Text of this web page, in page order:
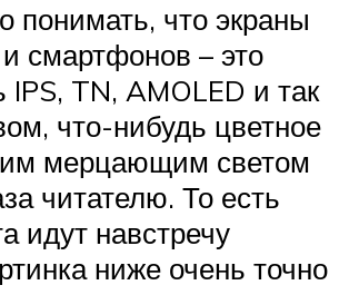
понимать, что экраны
смартфонов – это
TN, AMOLED и так
что-нибудь цветное
мерцающим светом
читателю. То есть
идут навстречу
ниже очень точно